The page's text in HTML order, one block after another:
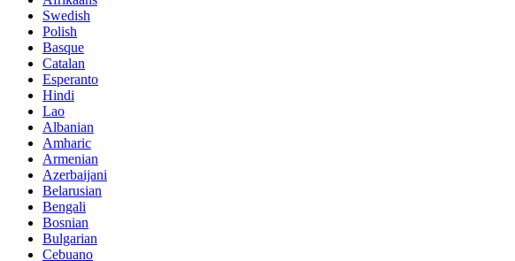
Swedish
Polish
Basque
Catalan
Esperanto
Hindi
Lao
Albanian
Amharic
Armenian
Azerbaijani
Belarusian
Bengali
Bosnian
Bulgarian
Cebuano